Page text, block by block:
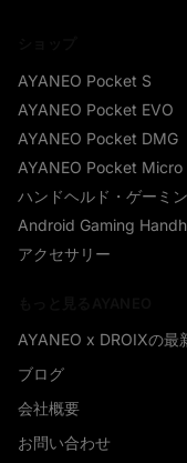
AYANEO Pocket S
AYANEO Pocket EVO
AYANEO Pocket DMG
AYANEO Pocket Micro
ハンドヘルド・ゲーミ
Android Gaming
アクセサリー
AYANEO x DROIXの最
ブログ
会社概要
お問い合わせ